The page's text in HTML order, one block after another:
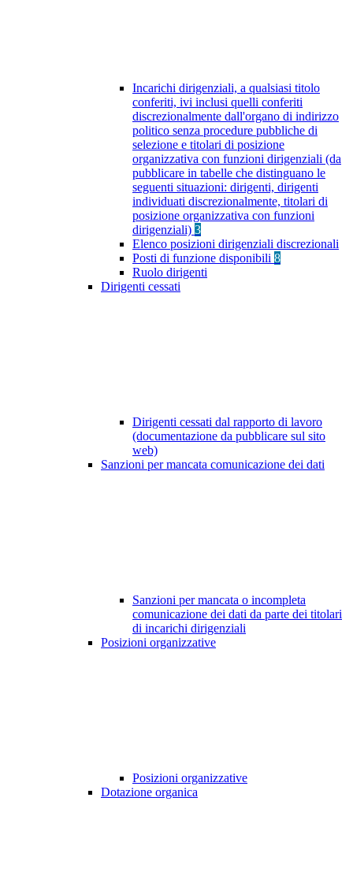
Incarichi dirigenziali, a qualsiasi titolo
conferiti, ivi inclusi quelli conferiti
discrezionalmente dall'organo di indirizzo
politico senza procedure pubbliche di
selezione e titolari di posizione
organizzativa con funzioni dirigenziali (da
pubblicare in tabelle che distinguano le
seguenti situazioni: dirigenti, dirigenti
individuati discrezionalmente, titolari di
posizione organizzativa con funzioni
dirigenziali) 3
Elenco posizioni dirigenziali discrezionali
Posti di funzione disponibili 8
Ruolo dirigenti
Dirigenti cessati
Dirigenti cessati dal rapporto di lavoro
(documentazione da pubblicare sul sito
web)
Sanzioni per mancata comunicazione dei dati
Sanzioni per mancata o incompleta
comunicazione dei dati da parte dei titolari
di incarichi dirigenziali
Posizioni organizzative
Posizioni organizzative
Dotazione organica